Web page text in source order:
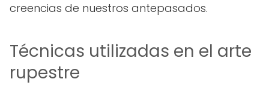
creencias de nuestros antepasados.
Técnicas utilizadas en el arte
rupestre